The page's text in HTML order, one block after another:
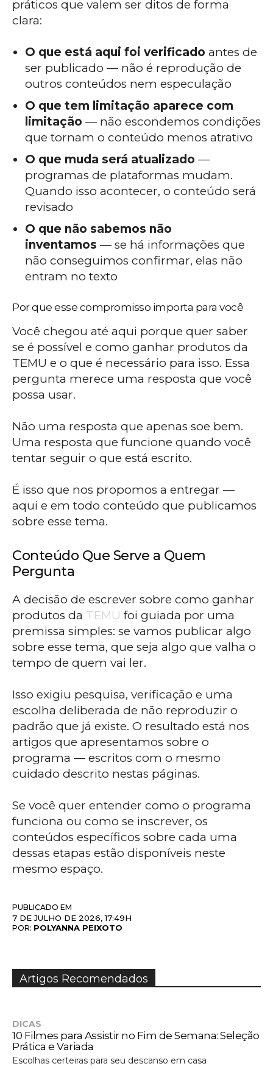
práticos que valem ser ditos de forma
clara:
O que está aqui foi verificado antes de
ser publicado — não é reprodução de
outros conteúdos nem especulação
O que tem limitação aparece com
limitação — não escondemos condições
que tornam o conteúdo menos atrativo
O que muda será atualizado —
programas de plataformas mudam.
Quando isso acontecer, o conteúdo será
revisado
O que não sabemos não
inventamos — se há informações que
não conseguimos confirmar, elas não
entram no texto
Por que esse compromisso importa para você
Você chegou até aqui porque quer saber
se é possível e como ganhar produtos da
TEMU e o que é necessário para isso. Essa
pergunta merece uma resposta que você
possa usar.
Não uma resposta que apenas soe bem.
Uma resposta que funcione quando você
tentar seguir o que está escrito.
É isso que nos propomos a entregar —
aqui e em todo conteúdo que publicamos
sobre esse tema.
Conteúdo Que Serve a Quem
Pergunta
A decisão de escrever sobre como ganhar
produtos da TEMU foi guiada por uma
premissa simples: se vamos publicar algo
sobre esse tema, que seja algo que valha o
tempo de quem vai ler.
Isso exigiu pesquisa, verificação e uma
escolha deliberada de não reproduzir o
padrão que já existe. O resultado está nos
artigos que apresentamos sobre o
programa — escritos com o mesmo
cuidado descrito nestas páginas.
Se você quer entender como o programa
funciona ou como se inscrever, os
conteúdos específicos sobre cada uma
dessas etapas estão disponíveis neste
mesmo espaço.
PUBLICADO EM
7 DE JULHO DE 2026, 17:49H
POR: POLYANNA PEIXOTO
Artigos Recomendados
DICAS
10 Filmes para Assistir no Fim de Semana: Seleção
Prática e Variada
Escolhas certeiras para seu descanso em casa